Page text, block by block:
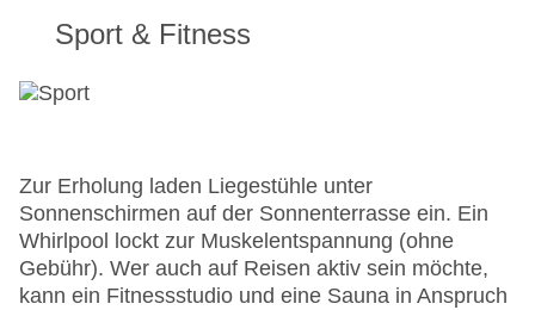
Sport & Fitness
Zur Erholung laden Liegestühle unter
Sonnenschirmen auf der Sonnenterrasse ein. Ein
Whirlpool lockt zur Muskelentspannung (ohne
Gebühr). Wer auch auf Reisen aktiv sein möchte,
kann ein Fitnessstudio und eine Sauna in Anspruch